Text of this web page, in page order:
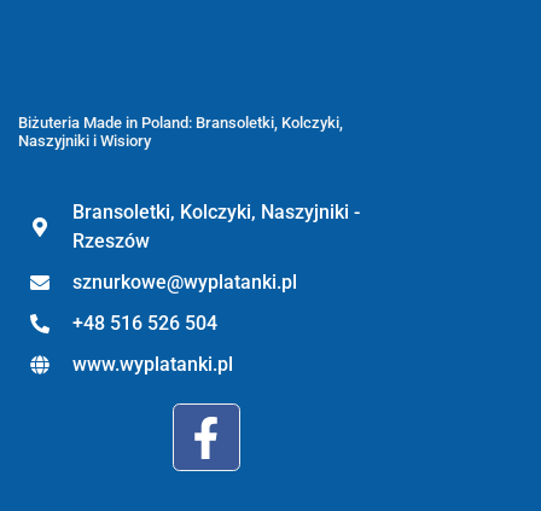
Biżuteria Made in Poland: Bransoletki, Kolczyki,
Naszyjniki i Wisiory
Bransoletki, Kolczyki, Naszyjniki -
Rzeszów
sznurkowe@wyplatanki.pl
+48 516 526 504
www.wyplatanki.pl